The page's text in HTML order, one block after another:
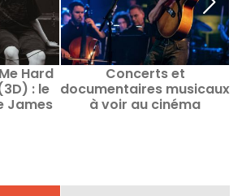
Hard
: le
James
Concerts et
documentaires musicaux
à voir au cinéma